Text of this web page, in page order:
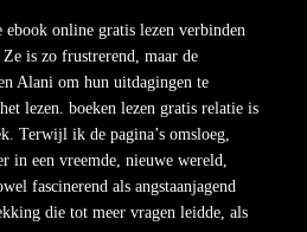
online gratis lezen verbinden
is zo frustrerend, maar de
Alani om hun uitdagingen te
lezen. boeken lezen gratis relatie is
Terwijl ik de pagina’s omsloeg,
in een vreemde, nieuwe wereld,
fascinerend als angstaanjagend
die tot meer vragen leidde, als